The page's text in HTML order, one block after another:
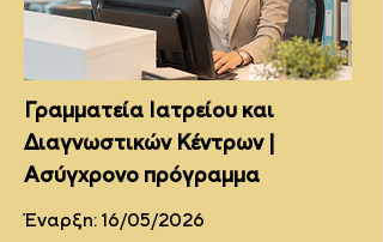
Γραμματεία Ιατρείου και
Διαγνωστικών Κέντρων |
Ασύγχρονο πρόγραμμα
Έναρξη: 16/05/2026